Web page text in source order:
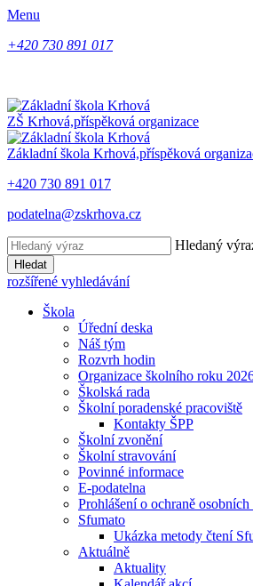
Menu
+420 730 891 017
ZŠ Krhová,příspěková organizace
Základní škola Krhová,příspěková
+420 730 891 017
podatelna@zskrhova.cz
Hledaný
Hledat
rozšířené vyhledávání
Škola
Úřední deska
Náš tým
Rozvrh hodin
Organizace školního roku
Školská rada
Školní poradenské pracoviště
Kontakty ŠPP
Školní zvonění
Školní stravování
Povinné informace
E-podatelna
Prohlášení o ochraně osobních
Sfumato
Ukázka metody čtení
Aktuálně
Aktuality